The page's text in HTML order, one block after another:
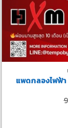
แพดกลองไฟฟ้